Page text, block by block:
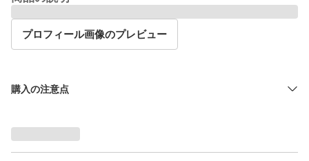
プロフィール画像のプレビュー
購入の注意点